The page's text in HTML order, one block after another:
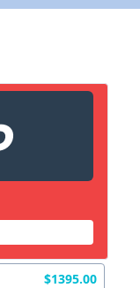
$1395.00
Envoyez